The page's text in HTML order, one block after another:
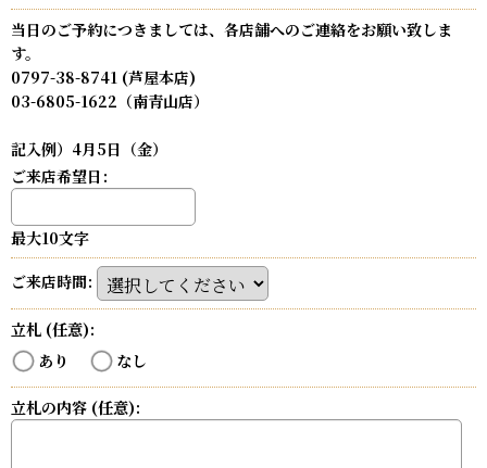
当日のご予約につきましては、各店舗へのご連絡をお願い致しま
す。
0797-38-8741 (芦屋本店)
03-6805-1622（南青山店）
記入例）4月5日（金）
ご来店希望日 :
最大10文字
ご来店時間:
立札 (任意):
あり
なし
立札の内容 (任意):